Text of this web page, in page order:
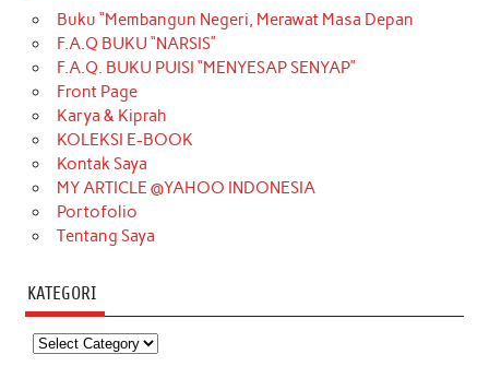
Buku “Membangun Negeri, Merawat Masa Depan
F.A.Q BUKU “NARSIS”
F.A.Q. BUKU PUISI “MENYESAP SENYAP”
Front Page
Karya & Kiprah
KOLEKSI E-BOOK
Kontak Saya
MY ARTICLE @YAHOO INDONESIA
Portofolio
Tentang Saya
KATEGORI
Kategori